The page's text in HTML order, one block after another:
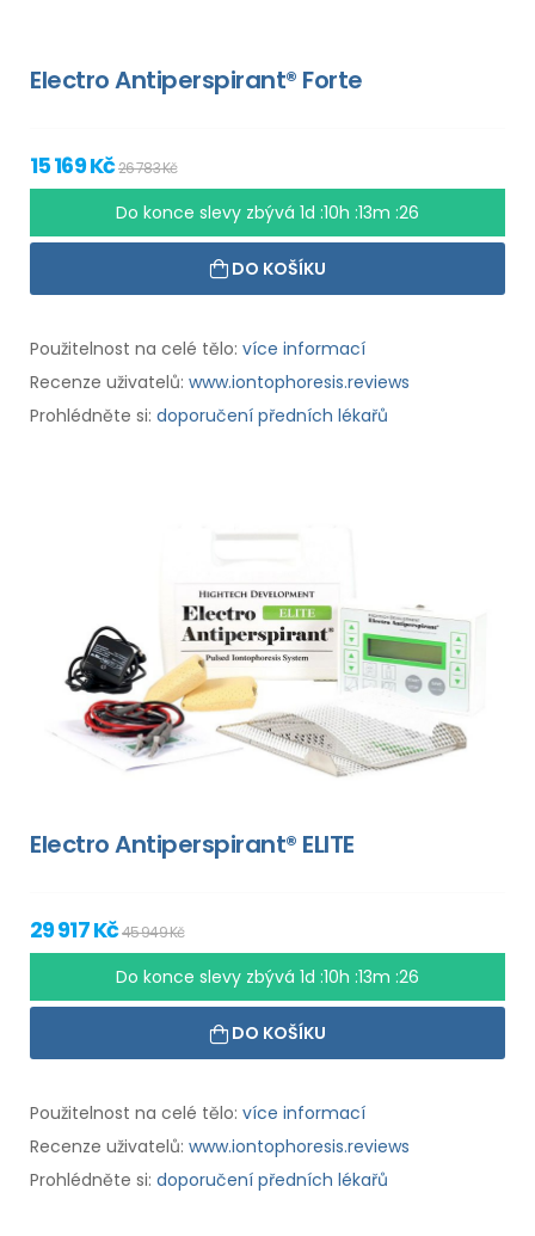
Electro Antiperspirant® Forte
15 169 Kč26 783 Kč
Do konce slevy zbývá1d :10h :13m :25
DO KOŠÍKU
Použitelnost na celé tělo: více informací
Recenze uživatelů: www.iontophoresis.reviews
Prohlédněte si: doporučení předních lékařů
Electro Antiperspirant® ELITE
29 917 Kč45 949 Kč
Do konce slevy zbývá1d :10h :13m :25
DO KOŠÍKU
Použitelnost na celé tělo: více informací
Recenze uživatelů: www.iontophoresis.reviews
Prohlédněte si: doporučení předních lékařů